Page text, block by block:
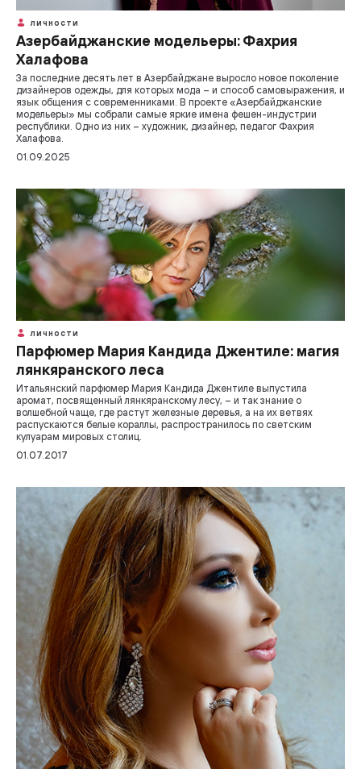
ЛИЧНОСТИ
Азербайджанские модельеры: Фахрия
Халафова
За последние десять лет в Азербайджане выросло новое поколение
дизайнеров одежды, для которых мода – и способ самовыражения, и
язык общения с современниками. В проекте «Азербайджанские
модельеры» мы собрали самые яркие имена фешен-индустрии
республики. Одно из них – художник, дизайнер, педагог Фахрия
Халафова.
01.09.2025
ЛИЧНОСТИ
Парфюмер Мария Кандида Джентиле: магия
лянкяранского леса
Итальянский парфюмер Мария Кандида Джентиле выпустила
аромат, посвященный лянкяранскому лесу, – и так знание о
волшебной чаще, где растут железные деревья, а на их ветвях
распускаются белые кораллы, распространилось по светским
кулуарам мировых столиц.
01.07.2017